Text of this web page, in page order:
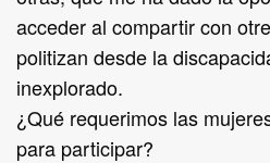
acceder al compartir con
politizan desde la
inexplorado.
¿Qué requerimos las
para participar?